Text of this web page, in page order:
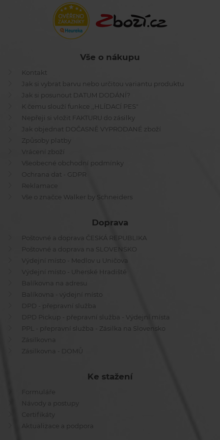
Vše o nákupu
Kontakt
Jak si vybrat barvu nebo určitou variantu produktu
Jak si posunout DATUM DODÁNÍ?
K čemu slouží funkce ,,HLÍDACÍ PES"
Nepřeji si vložit FAKTURU do zásilky
Jak objednat DOČASNĚ VYPRODANÉ zboží
Způsoby platby
Vrácení zboží
Všeobecné obchodní podmínky
Ochrana dat - GDPR
Reklamace
Vše o značce Walker by Schneiders
Doprava
Poštovné a doprava ČESKÁ REPUBLIKA
Poštovné a doprava na SLOVENSKO
Výdejní místo - Medlov u Uničova
Výdejní místo - Uherské Hradiště
Balíkovna na adresu
Balíkovna - výdejní místo
DPD - přepravní služba
DPD Pickup - přepravní služba - Výdejní místa
PPL - přepravní služba - Zásilka na Slovensko
Zásilkovna
Zásilkovna - DOMŮ
Ke stažení
Formuláře
Návody a postupy
Certifikáty
Aktualizace a podpora